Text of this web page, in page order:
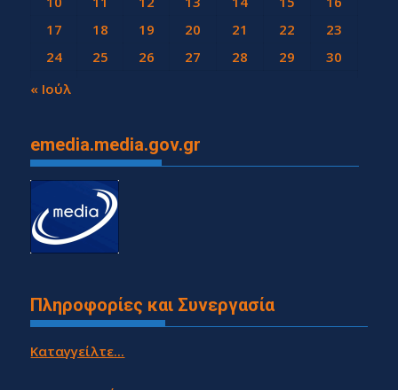
17
18 19 20 21 22
23
24
25 26 27 28 29
30
31
« Ιούλ
emedia.media.gov.gr
Πληροφορίες και Συνεργασία
Καταγγείλτε...